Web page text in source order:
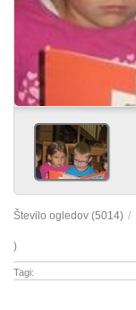
Število ogledov (5014) /
)
Tagi: